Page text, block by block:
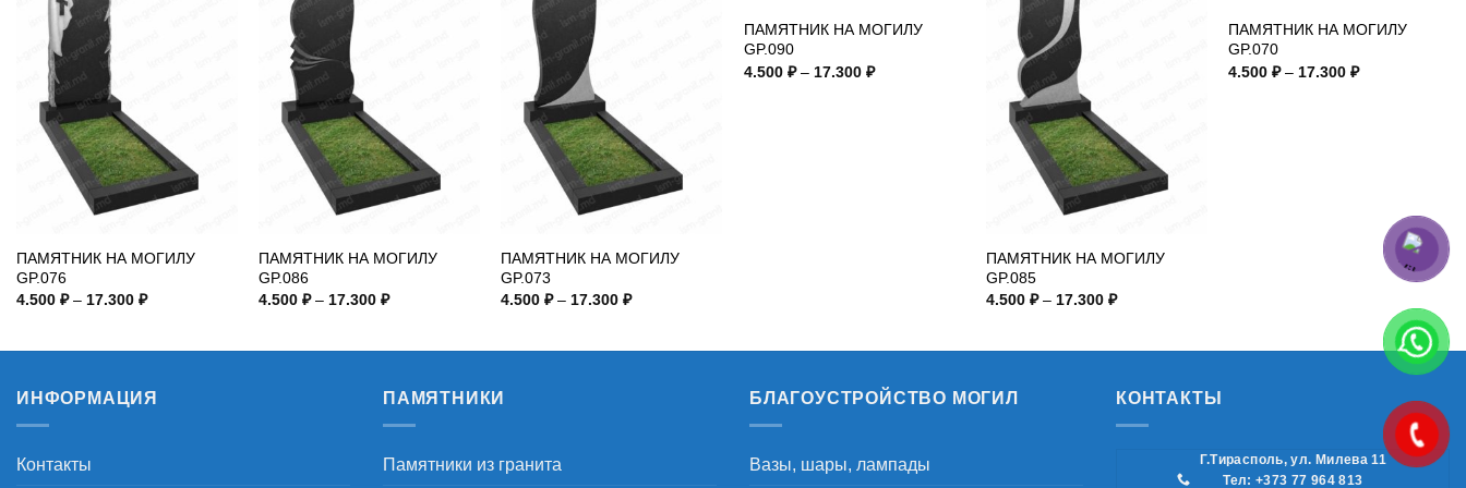
ПАМЯТНИК НА МОГИЛУ
GP.076
4.500 ₽ – 17.300 ₽Диапазон
ПАМЯТНИК НА МОГИЛУ
GP.086
4.500₽ – 17.300₽Диапазон
ПАМЯТНИК НА МОГИЛУ
GP.073
4.500₽ – 17.300₽Диапазон
ПАМЯТНИК НА МОГИЛУ
GP.090
4.500 ₽ – 17.300 ₽Диапазон
ПАМЯТНИК НА МОГИЛУ
GP.085
4.500₽ – 17.300₽Диапазон
ПАМЯТНИК НА МОГИЛУ
GP.070
4.500₽ – 17.300₽Диапазон
ИНФОРМАЦИЯ
Контакты
ПАМЯТНИКИ
Памятники из гранита
БЛАГОУСТРОЙСТВО МОГИЛ
Вазы, шары, лампады
КОНТАКТЫ
Г.Тирасполь, ул. Милева 11
Тел: +373 77 964 813